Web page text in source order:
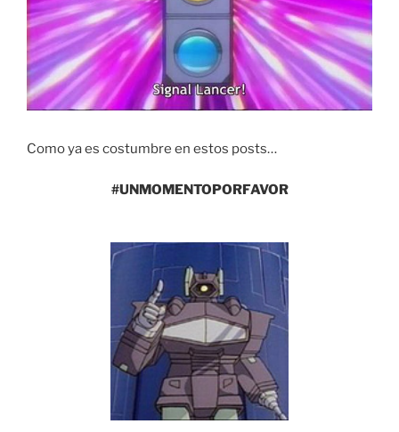
Como ya es costumbre en estos posts…
#UNMOMENTOPORFAVOR